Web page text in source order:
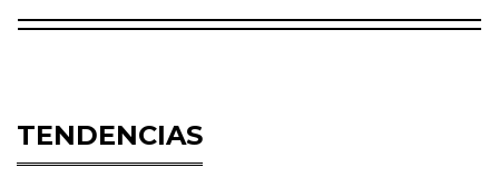
TENDENCIAS